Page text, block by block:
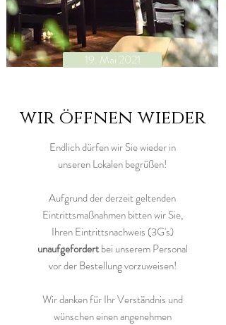
19. Mai 2021
wir öffnen wieder
Endlich dürfen wir Sie wieder in
unseren Lokalen begrüßen!
Aufgrund der derzeit geltenden
Eintrittsmaßnahmen bitten wir Sie,
Ihren Eintrittsnachweis (3G's)
unaufgefordertbei unserem Personal
vor der Bestellung vorzuweisen!
Wir danken für Ihr Verständnis und
wünschen einen angenehmen